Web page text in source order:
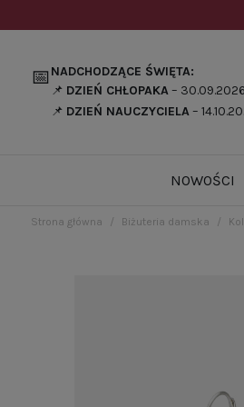
📅NADCHODZĄCE ŚWIĘTA:
📌 DZIEŃ CHŁOPAKA– 30.09.2026
📌 DZIEŃ NAUCZYCIELA–
NOWOŚCI
Strona główna Biżuteria damska